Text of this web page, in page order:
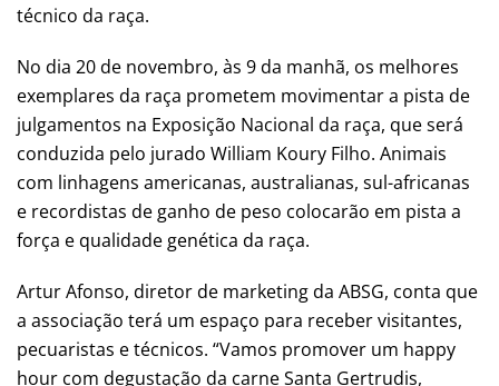
técnico da raça.
No dia 20 de novembro, às 9 da manhã, os melhores
exemplares da raça prometem movimentar a pista de
julgamentos na Exposição Nacional da raça, que será
conduzida pelo jurado William Koury Filho. Animais
com linhagens americanas, australianas, sul-africanas
e recordistas de ganho de peso colocarão em pista a
força e qualidade genética da raça.
Artur Afonso, diretor de marketing da ABSG, conta que
a associação terá um espaço para receber visitantes,
pecuaristas e técnicos. “Vamos promover um happy
hour com degustação da carne Santa Gertrudis,